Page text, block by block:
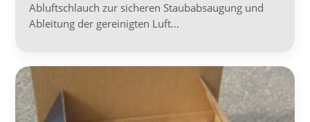
Abluftschlauch zur sicheren Staubabsaugung und
Ableitung der gereinigten Luft…